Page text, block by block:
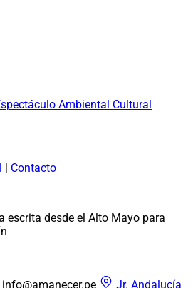
Ambiental Cultural
| Contacto
escrita desde el Alto Mayo para
info@amanecer.pe Jr. Andalucía